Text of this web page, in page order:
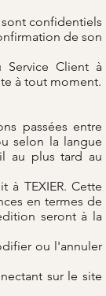
sont confidentiels
de son
Client à
à tout moment.
passées entre
selon la langue
au plus tard au
à TEXIER. Cette
en termes de
seront à la
ou l'annuler
sur le site